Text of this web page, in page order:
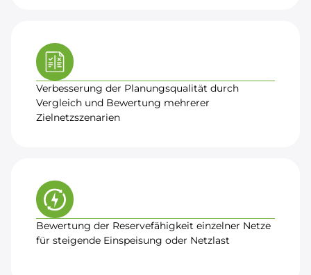
Verbesserung der Planungsqualität durch
Vergleich und Bewertung mehrerer
Zielnetzszenarien
Bewertung der Reservefähigkeit einzelner Netze
für steigende Einspeisung oder Netzlast